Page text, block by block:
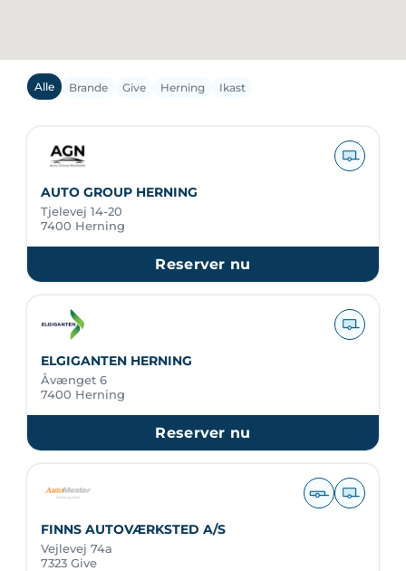
Alle Brande Give Herning Ikast
AUTO GROUP HERNING
Tjelevej 14-20
7400 Herning
Reserver nu
ELGIGANTEN HERNING
Åvænget 6
7400 Herning
Reserver nu
FINNS AUTOVÆRKSTED A/S
Vejlevej 74a
7323 Give